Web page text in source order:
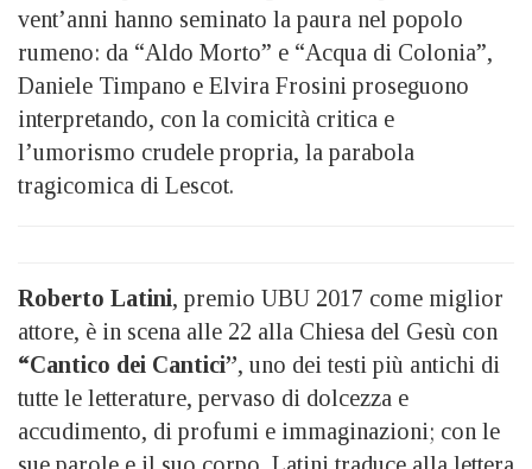
vent’anni hanno seminato la paura nel popolo
rumeno: da “Aldo Morto” e “Acqua di Colonia”,
Daniele Timpano e Elvira Frosini proseguono
interpretando, con la comicità critica e
l’umorismo crudele propria, la parabola
tragicomica di Lescot.
Roberto Latini, premio UBU 2017 come miglior
attore, è in scena alle 22 alla Chiesa del Gesù con
“Cantico dei Cantici”, uno dei testi più antichi di
tutte le letterature, pervaso di dolcezza e
accudimento, di profumi e immaginazioni; con le